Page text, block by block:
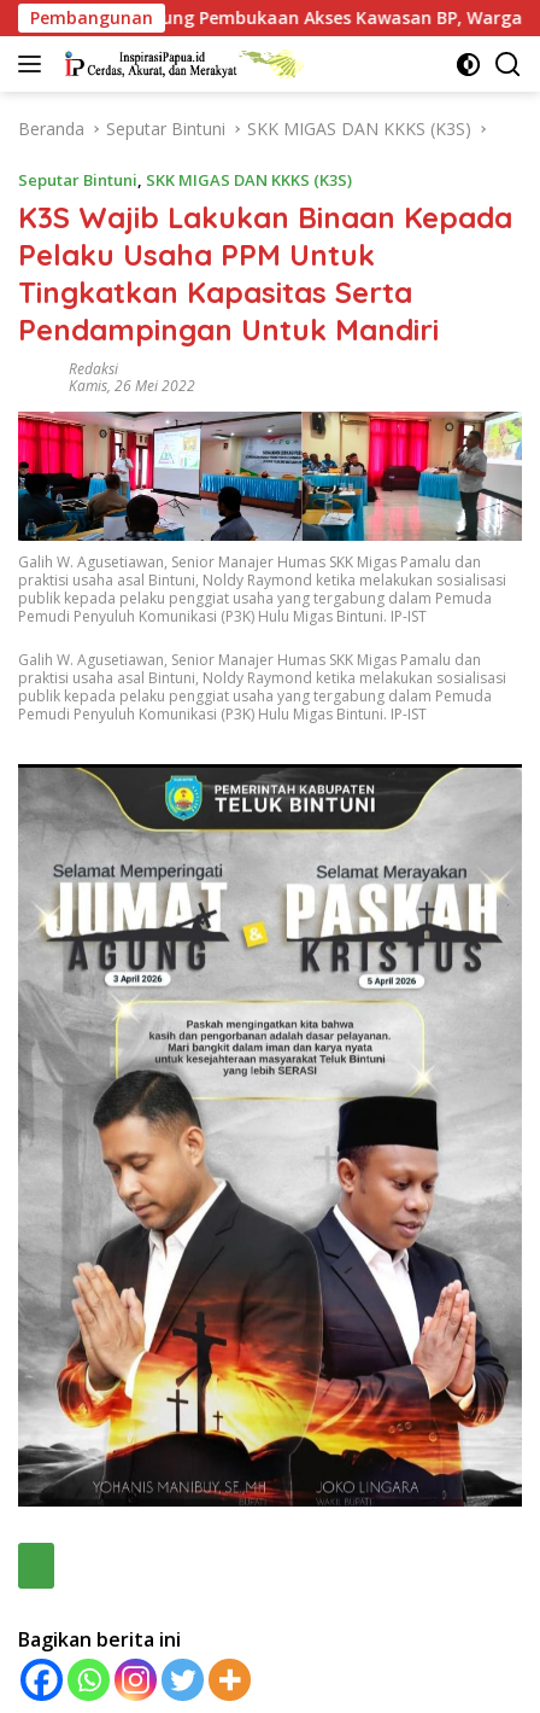
Langsung
ke
konten
Pembangunan
Akses Kawasan BP, Warga Jangan Hanya Jadi Penonton
Beranda Seputar Bintuni SKK MIGAS DAN KKKS (K3S)
Seputar Bintuni, SKK MIGAS DAN KKKS (K3S)
K3S Wajib Lakukan Binaan Kepada
Pelaku Usaha PPM Untuk
Tingkatkan Kapasitas Serta
Pendampingan Untuk Mandiri
Redaksi
Kamis, 26 Mei 2022
Galih W. Agusetiawan, Senior Manajer Humas SKK Migas Pamalu dan
praktisi usaha asal Bintuni, Noldy Raymond ketika melakukan sosialisasi
publik kepada pelaku penggiat usaha yang tergabung dalam Pemuda
Pemudi Penyuluh Komunikasi (P3K) Hulu Migas Bintuni. IP-IST
Galih W. Agusetiawan, Senior Manajer Humas SKK Migas Pamalu dan
praktisi usaha asal Bintuni, Noldy Raymond ketika melakukan sosialisasi
publik kepada pelaku penggiat usaha yang tergabung dalam Pemuda
Pemudi Penyuluh Komunikasi (P3K) Hulu Migas Bintuni. IP-IST
Bagikan berita ini